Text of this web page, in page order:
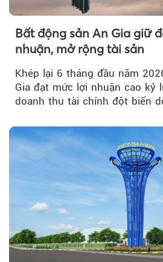
Bất động sản An Gia giữ
nhuận, mở rộng tài sản
Khép lại 6 tháng đầu năm
Gia đạt mức lợi nhuận cao kỷ
doanh thu tài chính đột biến